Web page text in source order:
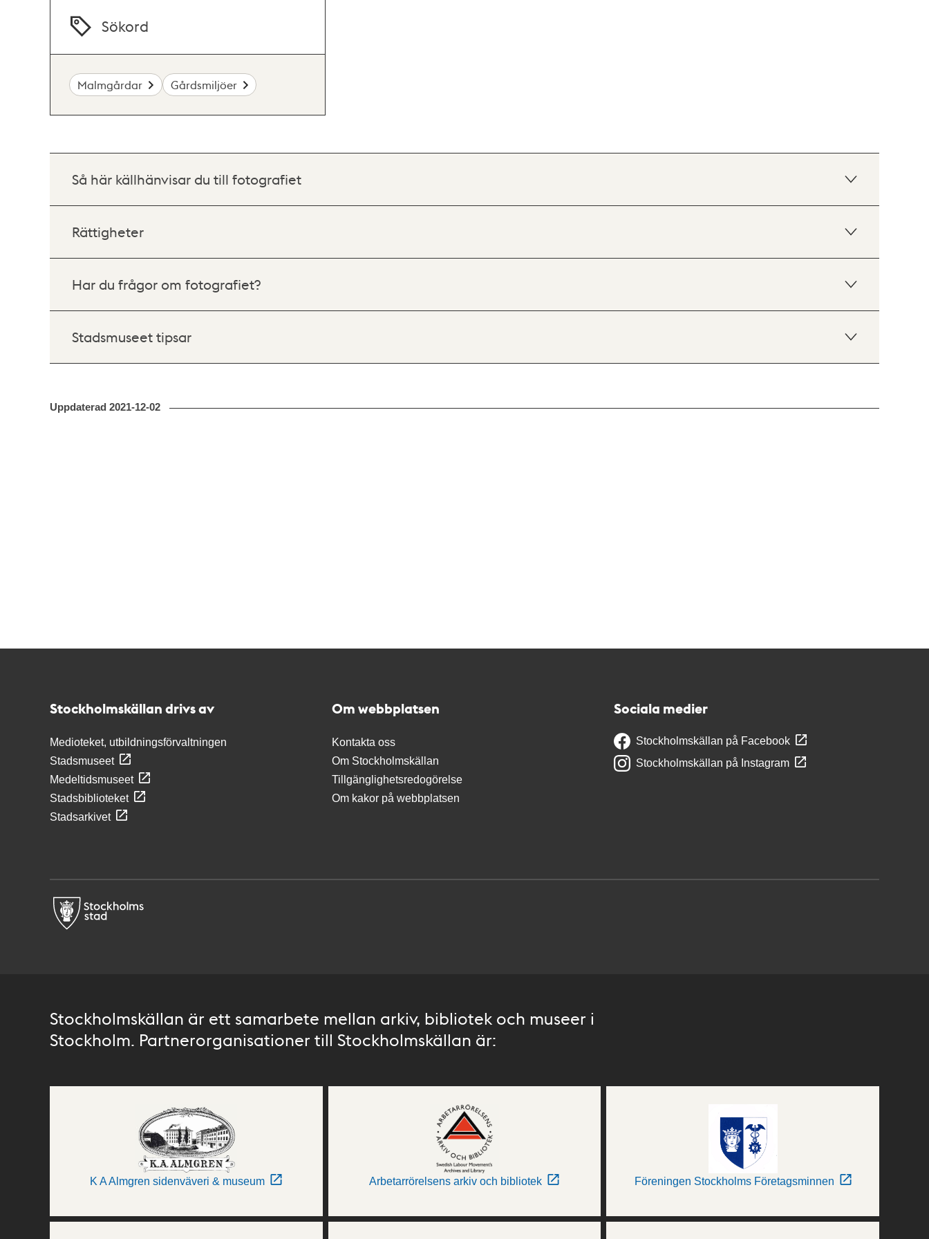
Sökord
Malmgårdar Gårdsmiljöer
Så här källhänvisar du till fotografiet
Rättigheter
Har du frågor om fotografiet?
Stadsmuseet tipsar
Uppdaterad 2021-12-02
Stockholmskällan drivs av
Medioteket, utbildningsförvaltningen
Stadsmuseet
Medeltidsmuseet
Stadsbiblioteket
Stadsarkivet
Om webbplatsen
Kontakta oss
Om Stockholmskällan
Tillgänglighetsredogörelse
Om kakor på webbplatsen
Sociala medier
Stockholmskällan på Facebook
Stockholmskällan på Instagram
Stockholmskällan är ett samarbete mellan arkiv, bibliotek och museer i
Stockholm. Partnerorganisationer till Stockholmskällan är:
K A Almgren sidenväveri & museum Arbetarrörelsens arkiv och bibliotek Föreningen Stockholms Företagsminnen